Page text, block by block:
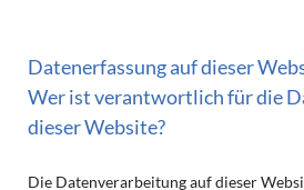
Datenerfassung auf dieser
Wer ist verantwortlich für die
dieser Website?
Die Datenverarbeitung auf dieser